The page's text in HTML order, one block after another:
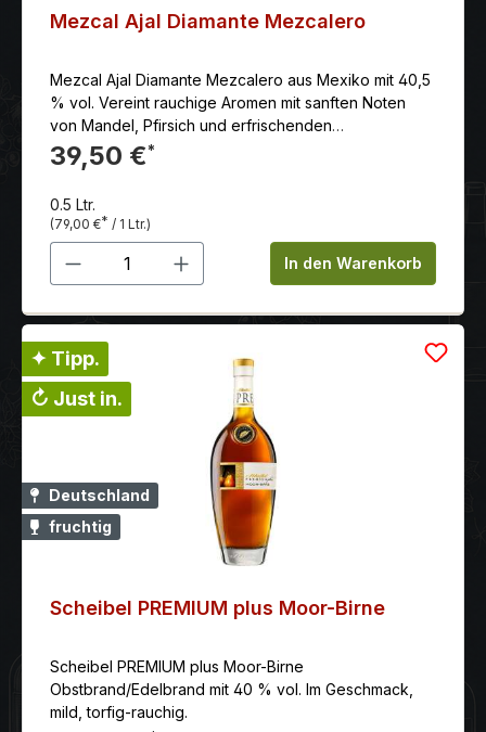
Mezcal Ajal Diamante Mezcalero
Mezcal Ajal Diamante Mezcalero aus Mexiko mit 40,5
% vol. Vereint rauchige Aromen mit sanften Noten
von Mandel, Pfirsich und erfrischenden
Zitrusfrüchten. Der Abgang ist mild und sensationell
weich. Dadurch eignet er sich ideal zum Mixen von
39,50 €*
0.5 Ltr.
(79,00 €* / 1 Ltr.)
Produkt Anzahl: Gib denIn den Warenkorb
✦ Tipp.
↻ Just in.
Deutschland
fruchtig
Scheibel PREMIUM plus Moor-Birne
Scheibel PREMIUM plus Moor-Birne
Obstbrand/Edelbrand mit 40 % vol. Im Geschmack,
mild, torfig-rauchig.